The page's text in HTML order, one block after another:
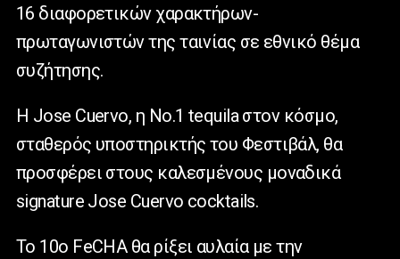
16 διαφορετικών χαρακτήρων-
πρωταγωνιστών της ταινίας σε εθνικό θέμα
συζήτησης.
H Jose Cuervo, η Νο.1 tequila στον κόσμο,
σταθερός υποστηρικτής του Φεστιβάλ, θα
προσφέρει στους καλεσμένους μοναδικά
signature Jose Cuervo cocktails.
Το 10ο FeCHA θα ρίξει αυλαία με την